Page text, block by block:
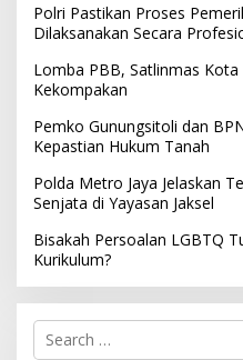
Polri Pastikan Proses
Dilaksanakan Secara
Lomba PBB, Satlinmas
Kekompakan
Pemko Gunungsitoli dan
Kepastian Hukum Tanah
Polda Metro Jaya Jelaskan
Senjata di Yayasan Jaksel
Bisakah Persoalan LGBTQ
Kurikulum?
S